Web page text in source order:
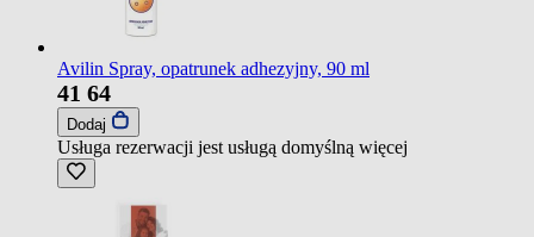
Avilin Spray, opatrunek adhezyjny, 90 ml
41 64
Dodaj
Usługa rezerwacji jest usługą domyślną więcej